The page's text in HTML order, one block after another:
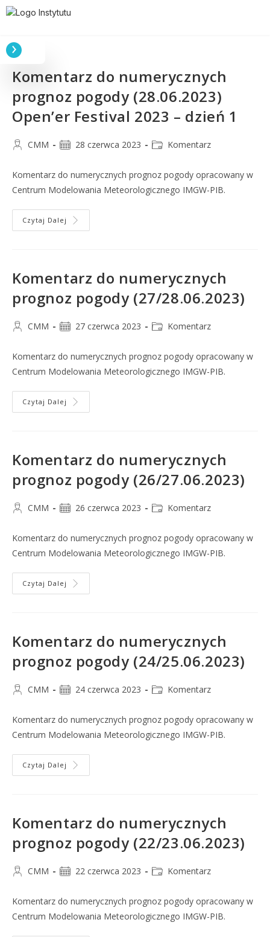
Komentarz do numerycznych
prognoz pogody (28.06.2023)
Open’er Festival 2023 – dzień 1
CMM 28 czerwca 2023 Komentarz
Komentarz do numerycznych prognoz pogody opracowany w
Centrum Modelowania Meteorologicznego IMGW-PIB.
Czytaj Dalej
Komentarz do numerycznych
prognoz pogody (27/28.06.2023)
CMM 27 czerwca 2023 Komentarz
Komentarz do numerycznych prognoz pogody opracowany w
Centrum Modelowania Meteorologicznego IMGW-PIB.
Czytaj Dalej
Komentarz do numerycznych
prognoz pogody (26/27.06.2023)
CMM 26 czerwca 2023 Komentarz
Komentarz do numerycznych prognoz pogody opracowany w
Centrum Modelowania Meteorologicznego IMGW-PIB.
Czytaj Dalej
Komentarz do numerycznych
prognoz pogody (24/25.06.2023)
CMM 24 czerwca 2023 Komentarz
Komentarz do numerycznych prognoz pogody opracowany w
Centrum Modelowania Meteorologicznego IMGW-PIB.
Czytaj Dalej
Komentarz do numerycznych
prognoz pogody (22/23.06.2023)
CMM 22 czerwca 2023 Komentarz
Komentarz do numerycznych prognoz pogody opracowany w
Centrum Modelowania Meteorologicznego IMGW-PIB.